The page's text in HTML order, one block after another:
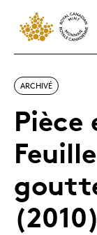
ARCHIVÉ
(2010)